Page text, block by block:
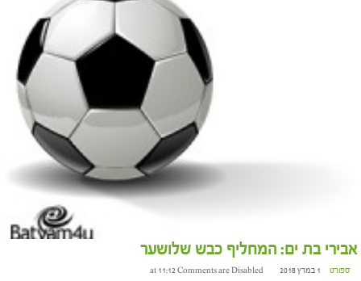
אבירי בת ים: המחליף כבש שלושער
ספורט 1 במרץ 2018 at 11:12 Comments are Disabled